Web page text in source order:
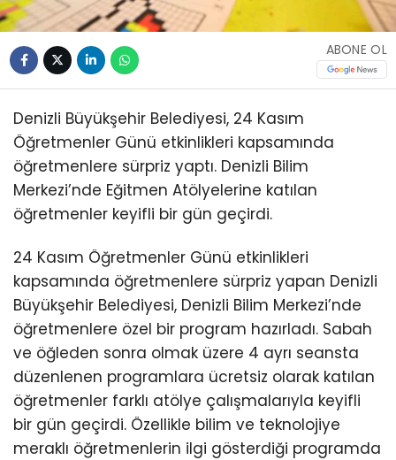
ABONE OL
Denizli Büyükşehir Belediyesi, 24 Kasım
Öğretmenler Günü etkinlikleri kapsamında
öğretmenlere sürpriz yaptı. Denizli Bilim
Merkezi’nde Eğitmen Atölyelerine katılan
öğretmenler keyifli bir gün geçirdi.
24 Kasım Öğretmenler Günü etkinlikleri
kapsamında öğretmenlere sürpriz yapan Denizli
Büyükşehir Belediyesi, Denizli Bilim Merkezi’nde
öğretmenlere özel bir program hazırladı. Sabah
ve öğleden sonra olmak üzere 4 ayrı seansta
düzenlenen programlara ücretsiz olarak katılan
öğretmenler farklı atölye çalışmalarıyla keyifli
bir gün geçirdi. Özellikle bilim ve teknolojiye
meraklı öğretmenlerin ilgi gösterdiği programda